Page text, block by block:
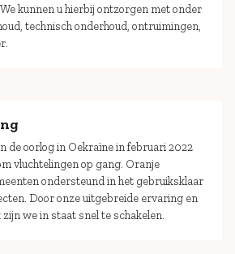
kunnen u hierbij ontzorgen met onder
technisch onderhoud, ontruimingen,
de oorlog in Oekraïne in februari 2022
vluchtelingen op gang. Oranje
ondersteund in het gebruiksklaar
Door onze uitgebreide ervaring en
we in staat snel te schakelen.